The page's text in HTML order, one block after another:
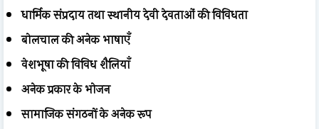
धार्मिक संप्रदाय तथा स्थानीय देवी देवताओं की विविधता
बोलचाल की अनेक भाषाएँ
वेशभूषा की विविध शैलियाँ
अनेक प्रकार के भोजन
सामाजिक संगठनों के अनेक रूप